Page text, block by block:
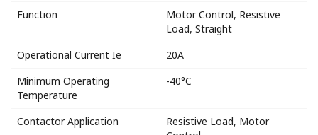
Function
Motor Control, Resistive
Load, Straight
Operational Current Ie
20A
Minimum Operating
Temperature
-40°C
Contactor Application
Resistive Load, Motor